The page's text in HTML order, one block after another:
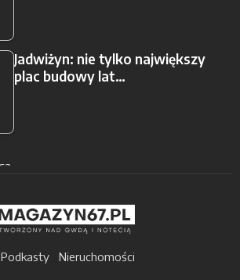
Jadwiżyn: nie tylko największy
plac budowy lat…
Podkasty Nieruchomości